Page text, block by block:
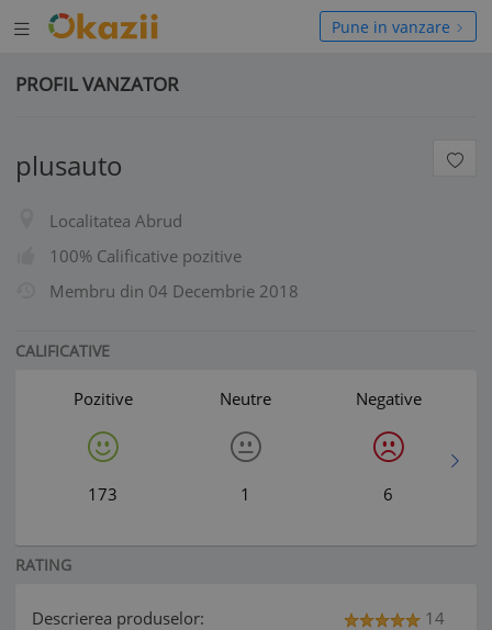
Deschide
meniul
Pune in vanzare
PROFIL VANZATOR
plusauto
Localitatea Abrud
100% Calificative pozitive
Membru din 04 Decembrie 2018
CALIFICATIVE
Pozitive
173
Neutre
1
Negative
6
RATING
Descrierea produselor:
14